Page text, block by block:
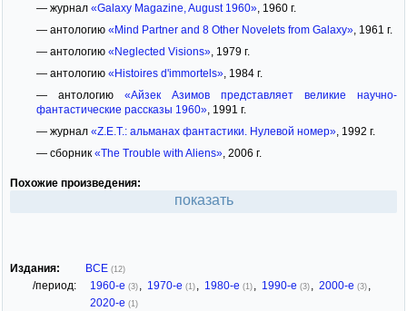
— журнал «Galaxy Magazine, August 1960», 1960 г.
— антологию «Mind Partner and 8 Other Novelets from Galaxy», 1961 г.
— антологию «Neglected Visions», 1979 г.
— антологию «Histoires d'immortels», 1984 г.
— антологию «Айзек Азимов представляет великие научно-
фантастические рассказы 1960», 1991 г.
— журнал «Z.E.T.: альманах фантастики. Нулевой номер», 1992 г.
— сборник «The Trouble with Aliens», 2006 г.
Похожие произведения:
показать
Издания: ВСЕ (12)
/период: 1960-е (3) , 1970-е (1) , 1980-е (1) , 1990-е (3) , 2000-е (3) ,
2020-е (1)